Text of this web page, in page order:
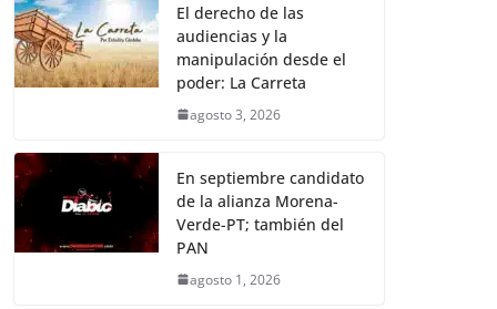
El derecho de las
audiencias y la
manipulación desde el
poder: La Carreta
agosto 3, 2026
En septiembre candidato
de la alianza Morena-
Verde-PT; también del
PAN
agosto 1, 2026